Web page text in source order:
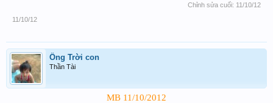
Chỉnh sửa cuối: 11/10/12
11/10/12
Ông Trời con
Thần Tài
MB 11/10/2012